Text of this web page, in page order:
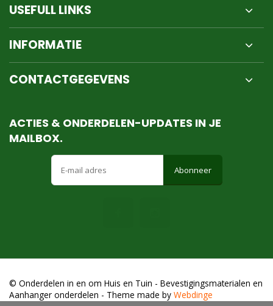
USEFULL LINKS
INFORMATIE
CONTACTGEGEVENS
ACTIES & ONDERDELEN-UPDATES IN JE
MAILBOX.
Abonneer
© Onderdelen in en om Huis en Tuin - Bevestigingsmaterialen en
Aanhanger onderdelen - Theme made by Webdinge